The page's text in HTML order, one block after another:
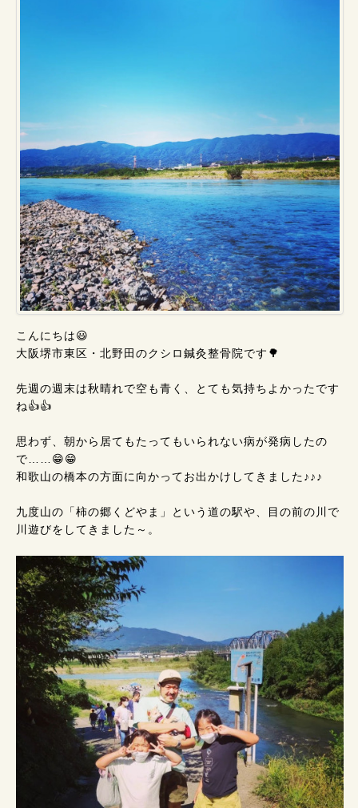
こんにちは😃
大阪堺市東区・北野田のクシロ鍼灸整骨院です🌳
先週の週末は秋晴れで空も青く、とても気持ちよかったです
ね👍👍
思わず、朝から居てもたってもいられない病が発病したの
で……😁😁
和歌山の橋本の方面に向かってお出かけしてきました♪♪♪
九度山の「柿の郷くどやま」という道の駅や、目の前の川で
川遊びをしてきました～。